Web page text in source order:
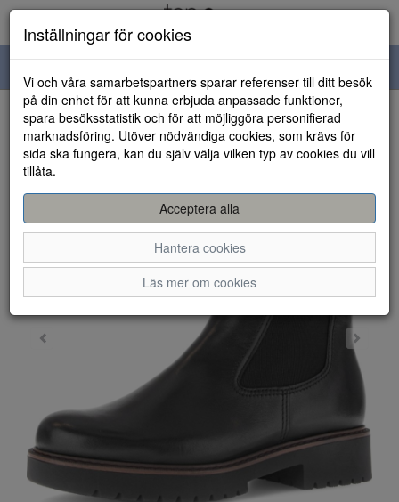
navigation
HEM
Inställningar för cookies
Vi och våra samarbetspartners sparar referenser till ditt besök
på din enhet för att kunna erbjuda anpassade funktioner,
spara besöksstatistik och för att möjliggöra personifierad
marknadsföring. Utöver nödvändiga cookies, som krävs för
sida ska fungera, kan du själv välja vilken typ av cookies du vill
tillåta.
Acceptera alla
Hantera cookies
Läs mer om cookies